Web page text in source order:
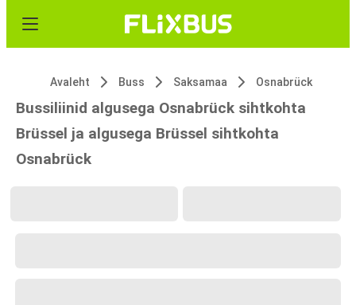
Avaleht Buss Saksamaa Osnabrück
Bussiliinid algusega Osnabrück sihtkohta
Brüssel ja algusega Brüssel sihtkohta
Osnabrück